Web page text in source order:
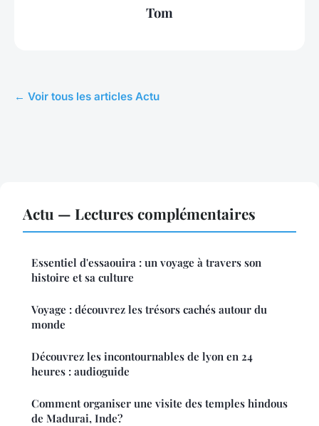
Tom
← Voir tous les articles Actu
Actu — Lectures complémentaires
Essentiel d'essaouira : un voyage à travers son
histoire et sa culture
Voyage : découvrez les trésors cachés autour du
monde
Découvrez les incontournables de lyon en 24
heures : audioguide
Comment organiser une visite des temples hindous
de Madurai, Inde?